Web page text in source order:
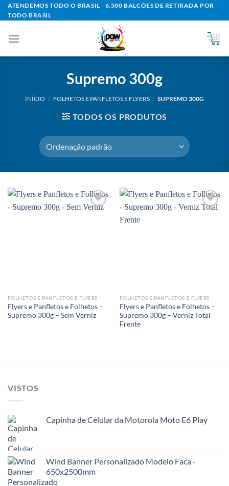
Skip
to
ATENDEMOS TODO O BRASIL - 6.500 BALCÕES DE RETIRADA POR
TODO BRASIL
Supremo 300g
INÍCIO / FOLHETOS E PANFLETOS E FLYERS / SUPREMO 300G
TODOS OS PRODUTOS
FOLHETOS E PANFLETOS E FLYERS
Flyers e Panfletos e Folhetos –
Supremo 300g – Sem Verniz
FOLHETOS E PANFLETOS E FLYERS
Flyers e Panfletos e Folhetos –
Supremo 300g – Verniz Total
Frente
VISTOS
Capinha de Celular da Motorola Moto E6 Play
Wind Banner Personalizado Modelo Faca -
650x2500mm